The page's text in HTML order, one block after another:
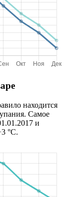
находится
Самое
и
°C.